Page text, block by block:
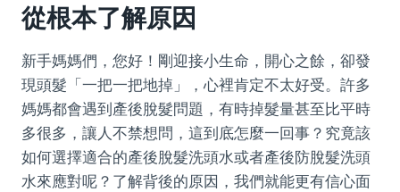
從根本了解原因
新手媽媽們，您好！剛迎接小生命，開心之餘，卻發
現頭髮「一把一把地掉」，心裡肯定不太好受。許多
媽媽都會遇到產後脫髮問題，有時掉髮量甚至比平時
多很多，讓人不禁想問，這到底怎麼一回事？究竟該
如何選擇適合的產後脫髮洗頭水或者產後防脫髮洗頭
水來應對呢？了解背後的原因，我們就能更有信心面